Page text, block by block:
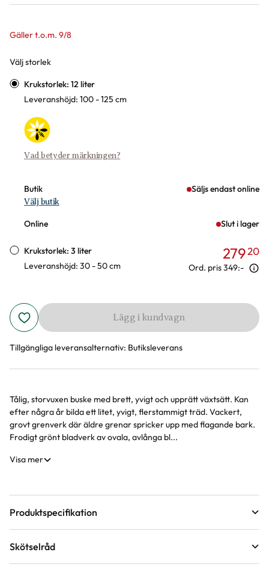
Gäller t.o.m. 9/8
Välj storlek
Varianter
Krukstorlek: 12 liter
Leveranshöjd: 100 - 125 cm
Vad betyder märkningen?
Butik Säljs endast online
Välj butik
Online Slut i lager
Krukstorlek: 3 liter
Leveranshöjd: 30 - 50 cm
27920
Ord. pris349:-
Lägg i kundvagn
Tillgängliga leveransalternativ: Butiksleverans
Produktinformation
Tålig, storvuxen buske med brett, yvigt och upprätt växtsätt. Kan
efter några år bilda ett litet, yvigt, flerstammigt träd. Vackert,
grovt grenverk där äldre grenar spricker upp med flagande bark.
Frodigt grönt bladverk av ovala, avlånga bl...
Visa mer
Produktspecifikation
Krukstorlek
Skötselråd